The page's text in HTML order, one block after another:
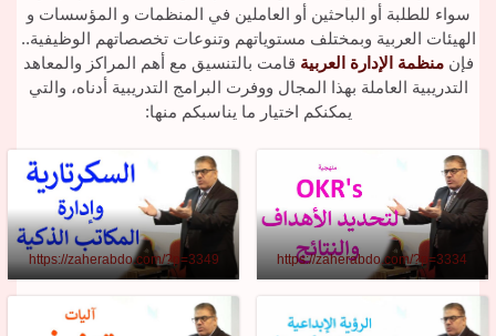
سواء للطلبة أو الباحثين أو العاملين في المنظمات و المؤسسات و
الهيئات العربية وبمختلف مستوياتهم وتنوعات تخصصاتهم الوظيفية..
فإنمنظمة الإدارة العربية قامت بالتنسيق مع أهم المراكز والمعاهد
التدريبية العاملة بهذا المجال ووفرت البرامج التدريبية أدناه، والتي
يمكنكم اختيار ما يناسبكم منها:
https://zaherabdo.com/?p=3334
https://zaherabdo.com/?p=3349